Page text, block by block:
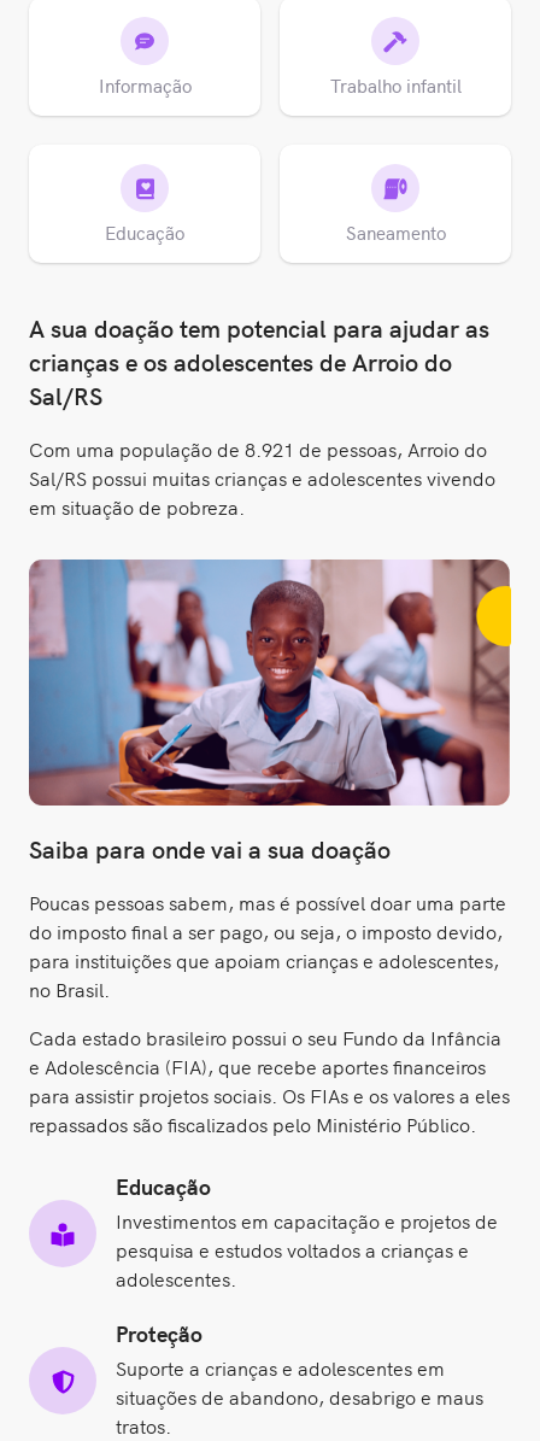
Informação Trabalho infantil
Educação Saneamento
A sua doação tem potencial para ajudar as
crianças e os adolescentes de Arroio do
Sal/RS
Com uma população de 8.921 de pessoas, Arroio do
Sal/RS possui muitas crianças e adolescentes vivendo
em situação de pobreza.
Saiba para onde vai a sua doação
Poucas pessoas sabem, mas é possível doar uma parte
do imposto final a ser pago, ou seja, o imposto devido,
para instituições que apoiam crianças e adolescentes,
no Brasil.
Cada estado brasileiro possui o seu Fundo da Infância
e Adolescência (FIA), que recebe aportes financeiros
para assistir projetos sociais. Os FIAs e os valores a eles
repassados são fiscalizados pelo Ministério Público.
Educação
Investimentos em capacitação e projetos de
pesquisa e estudos voltados a crianças e
adolescentes.
Proteção
Suporte a crianças e adolescentes em
situações de abandono, desabrigo e maus
tratos.